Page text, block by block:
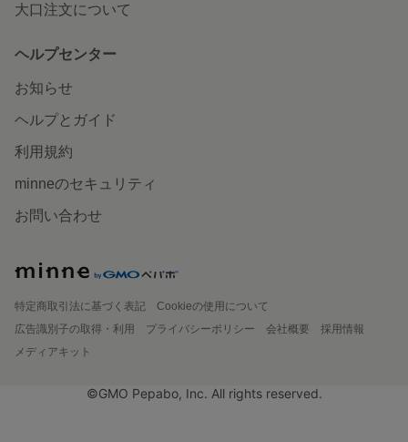
大口注文について
ヘルプセンター
お知らせ
ヘルプとガイド
利用規約
minneのセキュリティ
お問い合わせ
特定商取引法に基づく表記
Cookieの使用について
広告識別子の取得・利用
プライバシーポリシー 会社概要
採用情報
メディアキット
©GMO Pepabo, Inc. All rights reserved.